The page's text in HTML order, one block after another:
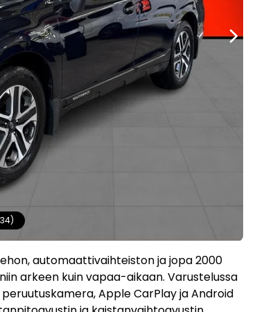
automaattivaihteiston ja jopa 2000
arkeen kuin vapaa-aikaan. Varustelussa
Apple CarPlay ja Android